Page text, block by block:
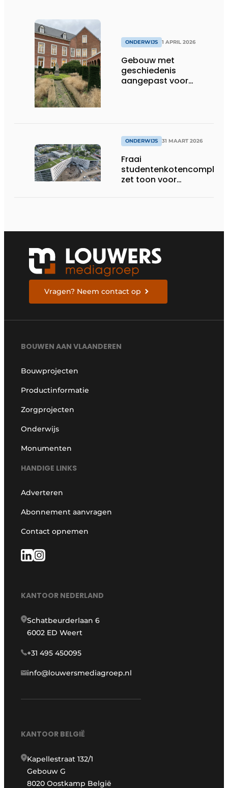
ONDERWIJS 1 APRIL 2026
Gebouw met
geschiedenis
aangepast voor
ONDERWIJS 31 MAART 2026
Fraai
studentenkotencomplex
zet toon voor
Vragen? Neem contact op
BOUWEN AAN VLAANDEREN
Bouwprojecten
Productinformatie
Zorgprojecten
Onderwijs
Monumenten
HANDIGE LINKS
Adverteren
Abonnement aanvragen
Contact opnemen
KANTOOR NEDERLAND
Schatbeurderlaan 6
6002 ED Weert
+31 495 450095
info@louwersmediagroep.nl
KANTOOR BELGIË
Kapellestraat 132/1
Gebouw G
8020 Oostkamp België